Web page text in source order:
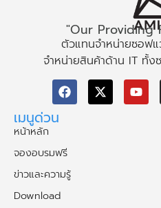
"Our Providing
ตัวแทนจำหน่ายซอฟ
จำหน่ายสินค้าด้าน IT ทั้ง
เมนูด่วน
หน้าหลัก
จองอบรมฟรี
ข่าวและความรู้
Download